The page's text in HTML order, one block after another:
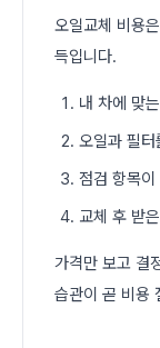
오일교체 비용
득입니다.
내 차에 맞
오일과 필
점검 항목
교체 후 받
가격만 보고 결
습관이 곧 비용